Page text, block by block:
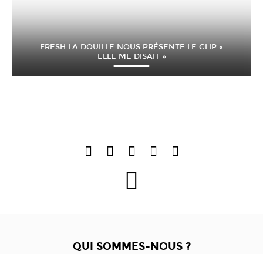
FRESH LA DOUILLE NOUS PRÉSENTE LE CLIP «
ELLE ME DISAIT »
QUI SOMMES-NOUS ?